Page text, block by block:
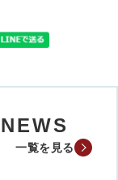
一覧を見る